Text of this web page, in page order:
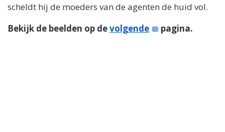
scheldt hij de moeders van de agenten de huid vol.
Bekijk de beelden op devolgende pagina.